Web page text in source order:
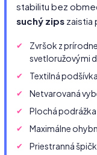
stabilitu bez
suchý zips zaistia
Zvršok z
svetloružovými
Textilná
Netvarovaná
Plochá
Maximálne
Priestranná